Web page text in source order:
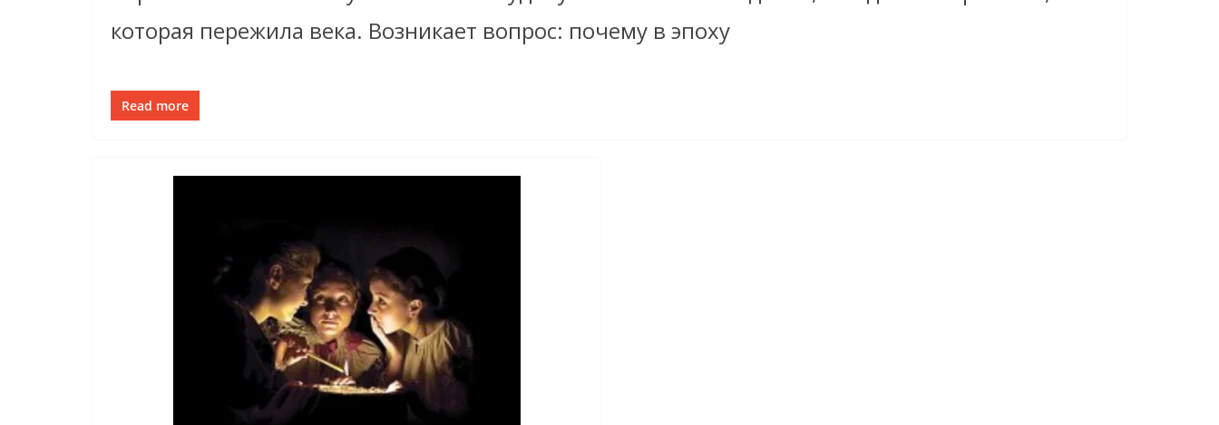
которая пережила века. Возникает вопрос: почему в эпоху
Read more